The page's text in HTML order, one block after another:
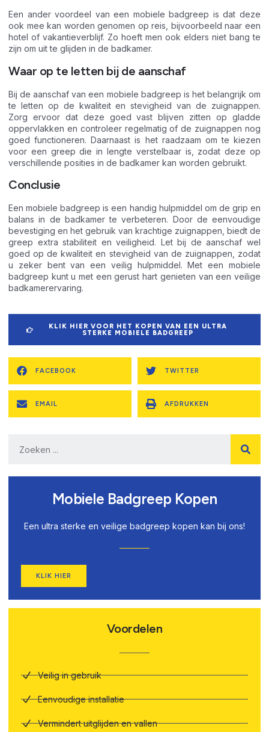
Een ander voordeel van een mobiele badgreep is dat deze
ook mee kan worden genomen op reis, bijvoorbeeld naar een
hotel of vakantieverblijf. Zo hoeft men ook elders niet bang te
zijn om uit te glijden in de badkamer.
Waar op te letten bij de aanschaf
Bij de aanschaf van een mobiele badgreep is het belangrijk om
te letten op de kwaliteit en stevigheid van de zuignappen.
Zorg ervoor dat deze goed vast blijven zitten op gladde
oppervlakken en controleer regelmatig of de zuignappen nog
goed functioneren. Daarnaast is het raadzaam om te kiezen
voor een greep die in lengte verstelbaar is, zodat deze op
verschillende posities in de badkamer kan worden gebruikt.
Conclusie
Een mobiele badgreep is een handig hulpmiddel om de grip en
balans in de badkamer te verbeteren. Door de eenvoudige
bevestiging en het gebruik van krachtige zuignappen, biedt de
greep extra stabiliteit en veiligheid. Let bij de aanschaf wel
goed op de kwaliteit en stevigheid van de zuignappen, zodat
u zeker bent van een veilig hulpmiddel. Met een mobiele
badgreep kunt u met een gerust hart genieten van een veilige
badkamerervaring.
KLIK HIER VOOR HET KOPEN VAN EEN ULTRA
STERKE MOBIELE BADGREEP
FACEBOOK TWITTER
EMAIL AFDRUKKEN
Mobiele Badgreep Kopen
Een ultra sterke en veilige badgreep kopen kan bij ons!
KLIK HIER
Voordelen
Veilig in gebruik
Eenvoudige installatie
Vermindert uitglijden en vallen